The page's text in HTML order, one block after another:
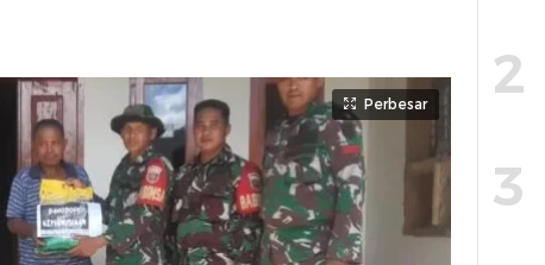
Perbesar 2
3